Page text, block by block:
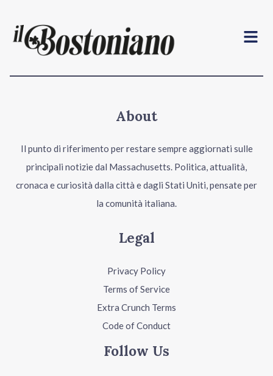
Menu
About
Il punto di riferimento per restare sempre aggiornati sulle
principali notizie dal Massachusetts. Politica, attualità,
cronaca e curiosità dalla città e dagli Stati Uniti, pensate per
la comunità italiana.
Legal
Privacy Policy
Terms of Service
Extra Crunch Terms
Code of Conduct
Follow Us